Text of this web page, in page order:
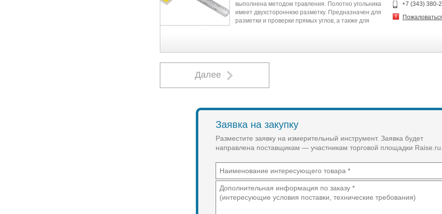
выполнена методом травления. Полотно угольника
имеет двухстороннюю разметку. Предназначен для
разметки и проверки прямых углов, а также для
+7 (343) 380-
Далее
Заявка на закупку
Разместите заявку на измерительный инструмент. Заявка будет
направлена поставщикам — участникам торговой площадки Raise.ru.